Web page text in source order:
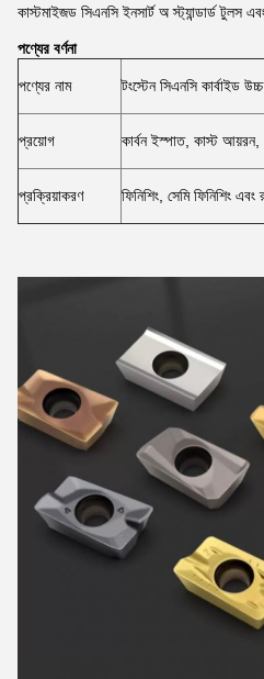
কাস্টমাইজড সিএনসি ইনসার্ট অ স্ট্যান্ডার্ড টুলস
পণ্যের বর্ণনা
পণ্যের নাম টংস্টেন সিএনসি
প্রয়োগ কার্বন ইস্পাত, কাস্ট আয়রন,
প্রক্রিয়াকরণ ফিনিশিং, সেমি ফিনিশিং এবং